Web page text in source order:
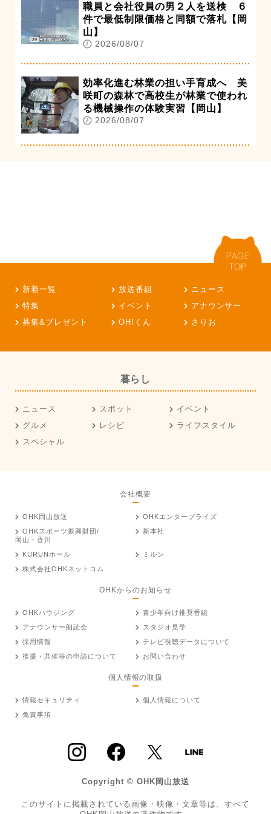
職員と会社役員の男２人を送検 ６
件で最低制限価格と同額で落札【岡
山】
2026/08/07
効率化進む林業の担い手育成へ 美
咲町の森林で高校生が林業で使われ
る機械操作の体験実習【岡山】
2026/08/07
新着一覧 放送番組
ニュース
特集
イベント
アナウンサー
募集&プレゼント
OH!くん さりお
暮らし
ニュース スポット
イベント
グルメ
レシピ
ライフスタイル
スペシャル
会社概要
OHK岡山放送
OHKエンタープライズ
OHKスポーツ振興財団/
岡山・香川
新本社
KURUNホール
ミルン
株式会社OHKネットコム
OHKからのお知らせ
OHKハウジング
青少年向け推奨番組
アナウンサー朗読会
スタジオ見学
採用情報
テレビ視聴データについて
後援・共催等の申請について
お問い合わせ
個人情報の取扱
情報セキュリティ
個人情報について
免責事項
Copyright © OHK岡山放送
このサイトに掲載されている画像・映像・文章等は、すべて